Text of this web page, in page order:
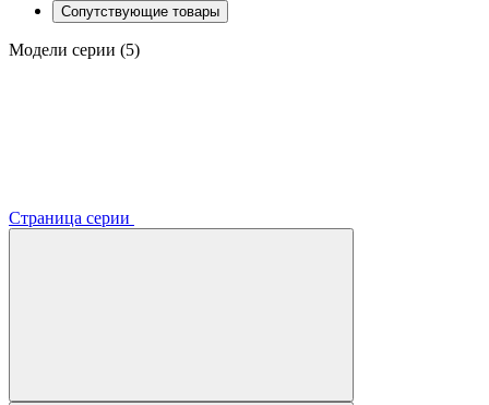
Сопутствующие товары
Модели серии (5)
Страница серии